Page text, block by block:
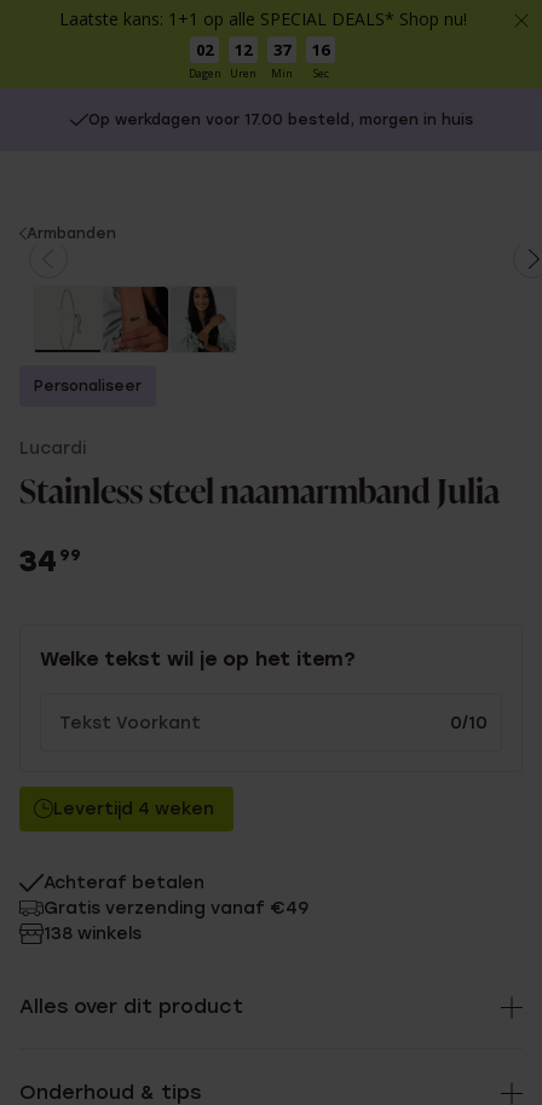
Laatste kans: 1+1 op alle SPECIAL DEALS* Shop nu!
02
Dagen
12
Uren
37
Min
15
Sec
Op werkdagen voor 17.00 besteld, morgen in huis
You
Armbanden
Personaliseer
Lucardi
Stainless steel naamarmband Julia
34 99
Welke tekst wil je op het item?
0/10
Levertijd 4 weken
Achteraf betalen
Gratis verzending vanaf €49
138 winkels
Alles over dit product
Onderhoud & tips